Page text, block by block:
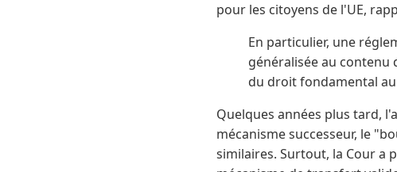
pour les citoyens de l'UE,
En particulier, une
généralisée au
du droit fondamental
Quelques années plus tard,
mécanisme successeur, le
similaires. Surtout, la Cour a